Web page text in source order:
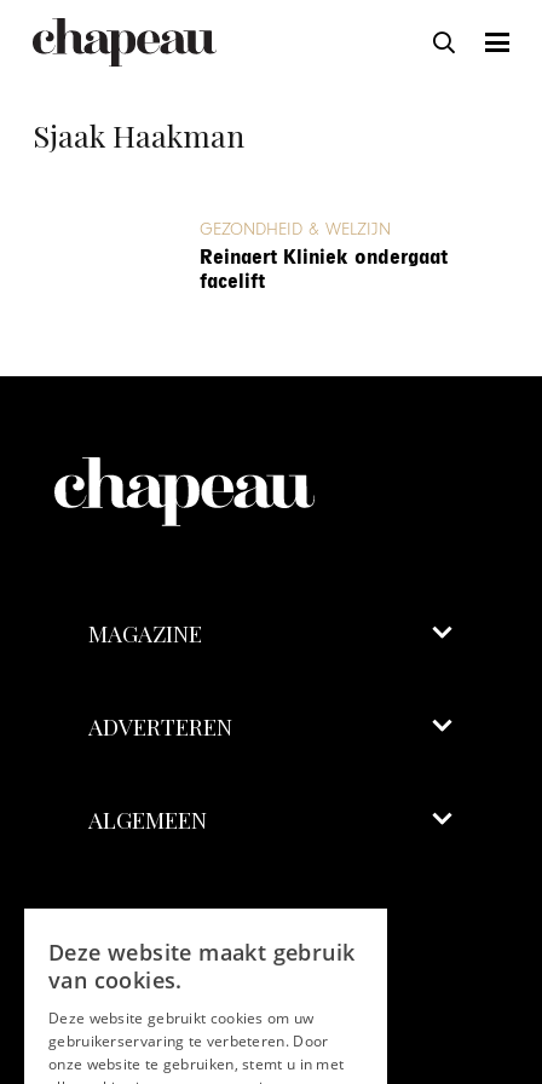
Sjaak Haakman
GEZONDHEID & WELZIJN
Reinaert Kliniek ondergaat
facelift
MAGAZINE
ADVERTEREN
ALGEMEEN
Facebook
Twitter
Deze website maakt gebruik
van cookies.
Deze website gebruikt cookies om uw
gebruikerservaring te verbeteren. Door
onze website te gebruiken, stemt u in met